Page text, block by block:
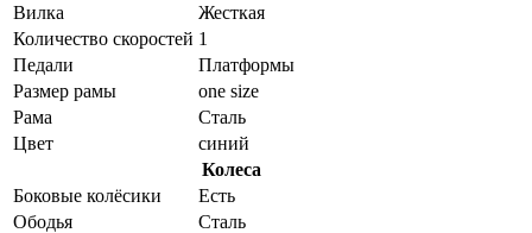
Вилка
Жесткая
Количество скоростей 1
Педали
Платформы
Размер рамы
one size
Рама
Сталь
Цвет
синий
Колеса
Боковые колёсики
Есть
Ободья
Сталь